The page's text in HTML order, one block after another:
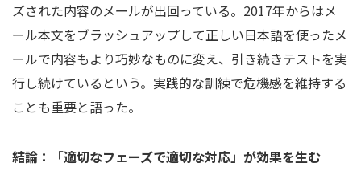
ズされた内容のメールが出回っている。2017年からはメ
ール本文をブラッシュアップして正しい日本語を使ったメ
ールで内容もより巧妙なものに変え、引き続きテストを実
行し続けているという。実践的な訓練で危機感を維持する
ことも重要と語った。
結論：「適切なフェーズで適切な対応」が効果を生む